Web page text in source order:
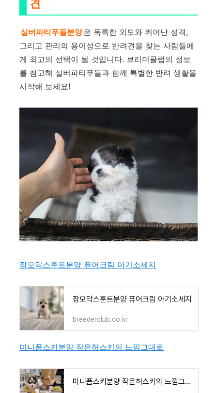
견
실버파티푸들분양은 독특한 외모와 뛰어난 성격,
그리고 관리의 용이성으로 반려견을 찾는 사람들에
게 최고의 선택이 될 것입니다. 브리더클럽의 정보
를 참고해 실버파티푸들과 함께 특별한 반려 생활을
시작해 보세요!
장모닥스훈트분양 퓨어크림 아기소세지
장모닥스훈트분양 퓨어크림 아기소세지
breederclub.co.kr
미니폼스키분양 작은허스키의 느낌그대로
미니폼스키분양 작은허스키의 느낌그대로